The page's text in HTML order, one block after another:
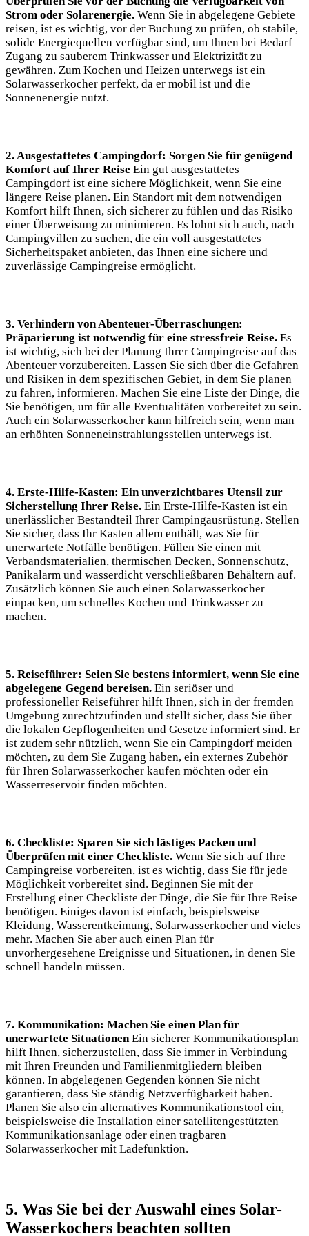
Strom oder Solarenergie. Wenn Sie​ in abgelegene Gebiete
reisen, ist es wichtig, vor der Buchung zu prüfen, ob ⁤stabile,
solide ‌Energiequellen verfügbar​ sind, um ​Ihnen bei ‍Bedarf
Zugang zu sauberem Trinkwasser und Elektrizität ⁤zu
gewähren. ‌Zum⁢ Kochen und Heizen unterwegs ist ein
Solarwasserkocher perfekt, da er mobil ist ‌und die
Sonnenenergie nutzt.
2. Ausgestattetes Campingdorf: Sorgen Sie für genügend
Komfort⁢ auf Ihrer Reise Ein gut ​ausgestattetes
Campingdorf ist eine sichere Möglichkeit,​ wenn Sie eine⁢
längere Reise planen. Ein Standort mit ⁣dem notwendigen
Komfort hilft Ihnen, sich sicherer‍ zu ‍fühlen und das Risiko
einer Überweisung ⁤zu ⁤minimieren. Es ⁣lohnt sich ​auch, nach
Campingvillen zu suchen, die ein voll ⁤ausgestattetes
Sicherheitspaket anbieten, das Ihnen eine sichere und
zuverlässige Campingreise ermöglicht.
3. Verhindern ​von Abenteuer-Überraschungen:
Präparierung ist notwendig für eine stressfreie Reise. Es
ist wichtig, sich bei der Planung ​Ihrer Campingreise auf das
Abenteuer vorzubereiten. Lassen Sie⁢ sich ‌über die Gefahren
und Risiken in dem spezifischen⁣ Gebiet, in dem Sie⁣ planen
zu fahren, informieren. Machen Sie ⁢eine Liste‌ der Dinge, die
Sie benötigen, ⁤um für alle Eventualitäten vorbereitet zu⁢ sein.
Auch ein Solarwasserkocher kann hilfreich sein, wenn man⁣
an erhöhten Sonneneinstrahlungsstellen unterwegs ist.
4. ‌Erste-Hilfe-Kasten: Ein unverzichtbares Utensil zur
Sicherstellung Ihrer Reise. Ein Erste-Hilfe-Kasten ist ein​
unerlässlicher Bestandteil Ihrer​ Campingausrüstung.⁣ Stellen
Sie sicher, dass Ihr Kasten allem enthält, was Sie für
unerwartete Notfälle benötigen. Füllen Sie einen mit​
Verbandsmaterialien, thermischen Decken, Sonnenschutz,
Panikalarm und wasserdicht verschließbaren Behältern auf.
Zusätzlich können Sie auch einen Solarwasserkocher
einpacken, um ⁢schnelles Kochen und Trinkwasser zu
machen.
5. Reiseführer: Seien Sie bestens informiert, wenn Sie eine
abgelegene Gegend ‌bereisen. Ein seriöser⁤ und
professioneller Reiseführer hilft Ihnen, sich in der fremden
Umgebung zurechtzufinden und stellt sicher, dass Sie ⁢über
die lokalen Gepflogenheiten und Gesetze ‍informiert sind. Er
ist zudem sehr nützlich, wenn Sie ein Campingdorf meiden
möchten, zu dem‍ Sie Zugang haben, ein externes Zubehör⁤
für Ihren Solarwasserkocher ⁤kaufen ⁢möchten oder ein‍
Wasserreservoir finden möchten.
6. Checkliste: Sparen Sie sich⁢ lästiges Packen und
Überprüfen mit einer Checkliste. Wenn ‍Sie sich auf Ihre
Campingreise vorbereiten, ‌ist ‍es wichtig, dass Sie für jede
Möglichkeit vorbereitet sind. Beginnen Sie mit der
Erstellung⁢ einer Checkliste ⁢der Dinge, die Sie ⁣für Ihre Reise
‍benötigen. Einiges davon ist ‌einfach, beispielsweise
Kleidung, Wasserentkeimung, Solarwasserkocher und vieles
mehr. Machen Sie aber auch einen⁣ Plan für
unvorhergesehene Ereignisse ‌und Situationen, in denen Sie
schnell handeln müssen.
7. Kommunikation: Machen Sie ⁤einen Plan für​
unerwartete SituationenEin sicherer Kommunikationsplan
hilft Ihnen, sicherzustellen, dass Sie immer in Verbindung
mit ‌Ihren Freunden und Familienmitgliedern⁣ bleiben
können. In abgelegenen Gegenden können Sie nicht
garantieren,‍ dass Sie ständig Netzverfügbarkeit haben.
Planen Sie also ein⁣ alternatives Kommunikationstool ein,
beispielsweise ​die Installation einer satellitengestützten
Kommunikationsanlage oder einen tragbaren⁣
Solarwasserkocher mit Ladefunktion.
5. Was Sie bei der Auswahl ⁤eines Solar-
Wasserkochers⁢ beachten sollten